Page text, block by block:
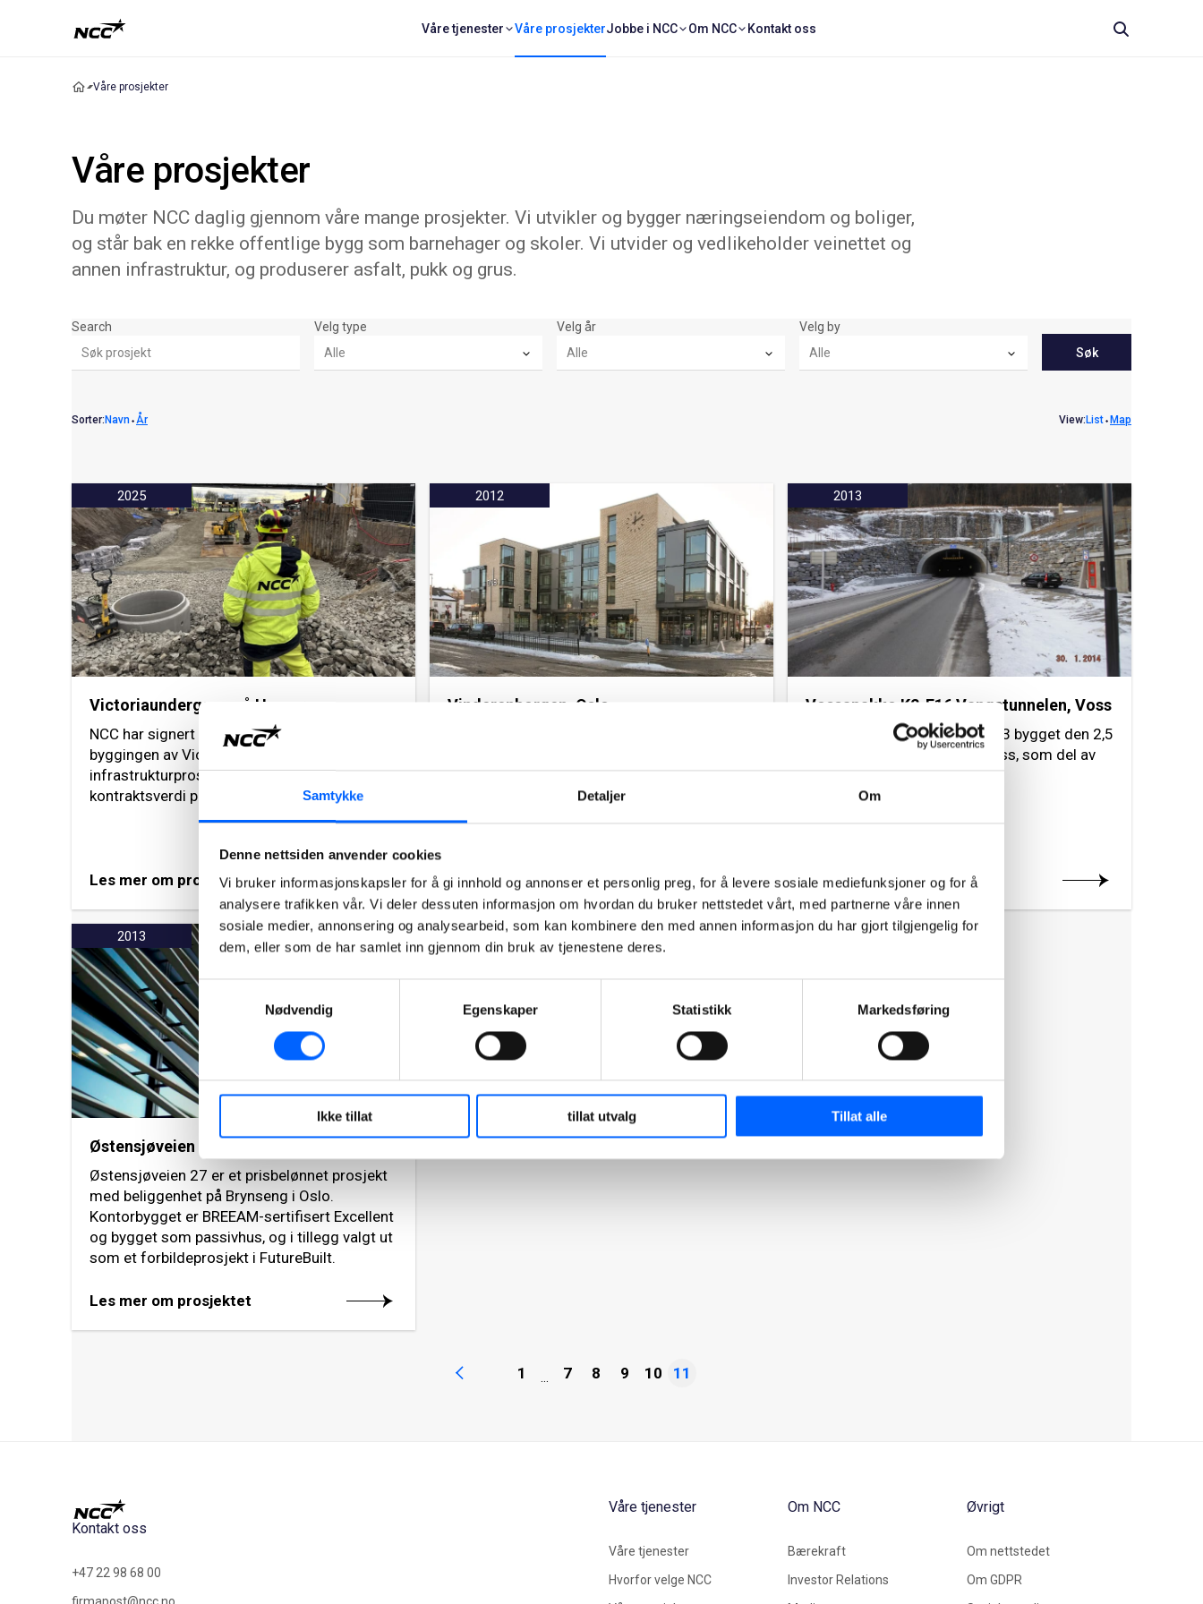
Samtykke Detaljer Om
Denne nettsiden anvender cookies
Vi bruker informasjonskapsler for å gi innhold og annonser et personlig preg, for å levere sosiale mediefunksjoner og for å
analysere trafikken vår. Vi deler dessuten informasjon om hvordan du bruker nettstedet vårt, med partnerne våre innen
sosiale medier, annonsering og analysearbeid, som kan kombinere den med annen informasjon du har gjort tilgjengelig for
dem, eller som de har samlet inn gjennom din bruk av tjenestene deres.
Samtykkevalg
Nødvendig
Egenskaper Statistikk Markedsføring
Ikke tillat tillat utvalg Tillat alle
Våre tjenester Våre prosjekterJobbe i NCC Om NCC Kontakt oss
Våre prosjekter
Våre prosjekter
Du møter NCC daglig gjennom våre mange prosjekter. Vi utvikler og bygger næringseiendom og boliger,
og står bak en rekke offentlige bygg som barnehager og skoler. Vi utvider og vedlikeholder veinettet og
annen infrastruktur, og produserer asfalt, pukk og grus.
Søk & Filter
Search Velg type Velg år
Velg by
Søk
Sorter: Navn⬩År View: List⬩ Map
2025
Victoriaundergang på Hamar
NCC har signert kontrakt med Bane NOR for
byggingen av Victoria-undergangen, et viktig
infrastrukturprosjekt i Hamar. Avtalen har en
kontraktsverdi på ca. NOK 50 millioner.
Les mer om prosjektet
2012
Vinderenborgen, Oslo
Restene av det verneverdige bygget lot seg
ikke redde, men nå er Vinderenborgen
realisert på tomten og setter sitt preg på
Les mer om prosjektet
2013
Vossapakko K2-E16 Vangstunnelen, Voss
NCC har i perioden 2011-2013 bygget den 2,5
km lange Vangstunnelen i Voss, som del av
Vossapakko K2-E16.
Les mer om prosjektet
2013
Østensjøveien 27, Oslo
Østensjøveien 27 er et prisbelønnet prosjekt
med beliggenhet på Brynseng i Oslo.
Kontorbygget er BREEAM-sertifisert Excellent
og bygget som passivhus, og i tillegg valgt ut
som et forbildeprosjekt i FutureBuilt.
Les mer om prosjektet
1 ... 7 8 9 10 11
Kontakt oss
+47 22 98 68 00
Våre tjenester
Våre tjenester
Hvorfor velge NCC
Om NCC
Bærekraft
Investor Relations
Øvrigt
Om nettstedet
Om GDPR